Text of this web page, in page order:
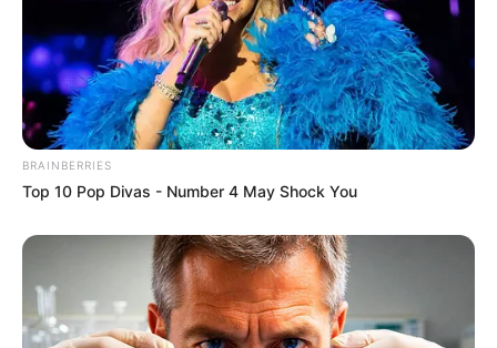
BRAINBERRIES
Top 10 Pop Divas - Number 4 May Shock You